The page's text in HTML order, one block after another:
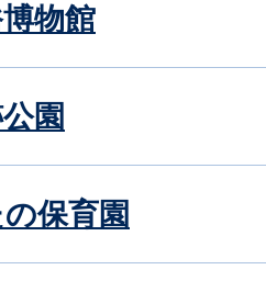
物館
園
保育園